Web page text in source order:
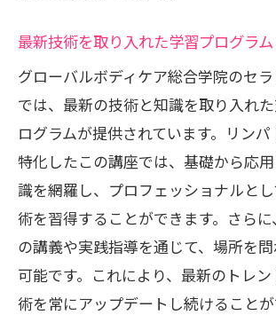
最新技術を取り入れた学習プログラム
グローバルボディケア総合学院のセ
では、最新の技術と知識を取り入れ
ログラムが提供されています。リン
特化したこの講座では、基礎から応
識を網羅し、プロフェッショナルと
術を習得することができます。さら
の講義や実践指導を通じて、場所を
可能です。これにより、最新のトレ
術を常にアップデートし続けること